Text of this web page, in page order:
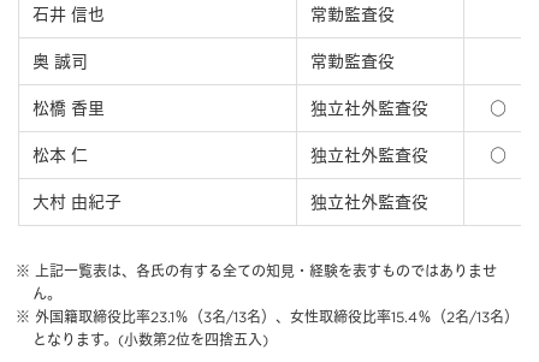
石井 信也 常勤監査役
奥 誠司 常勤監査役
松橋 香里 独⽴社外監査役 ○
松本 仁 独立社外監査役 ○
大村 由紀子 独立社外監査役
※ 上記一覧表は、各氏の有する全ての知見・経験を表すものではありませ
ん。
※ 外国籍取締役比率23.1％（3名/13名）、女性取締役比率15.4％（2名/13名）
となります。(小数第2位を四捨五入)